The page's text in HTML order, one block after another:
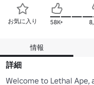
お気に入り 58K+
情報
詳細
Welcome to Lethal Ape,